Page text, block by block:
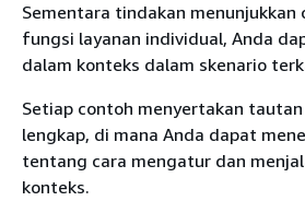
Sementara tindakan menunjukkan
fungsi layanan individual, Anda
dalam konteks dalam skenario
Setiap contoh menyertakan
lengkap, di mana Anda dapat
tentang cara mengatur dan
konteks.